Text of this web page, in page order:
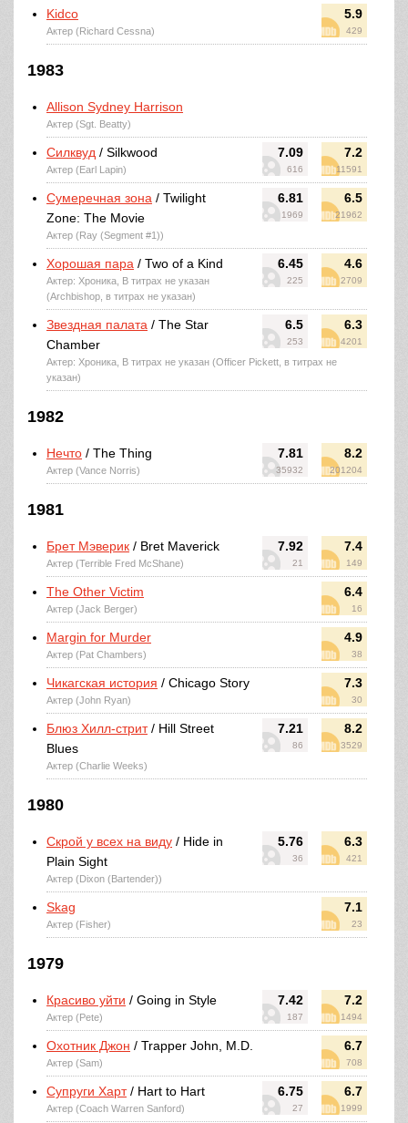
5.9
429
Kidco
Актер (Richard Cessna)
1983
Allison Sydney Harrison
Актер (Sgt. Beatty)
7.09
616
7.2
11591
Силквуд / Silkwood
Актер (Earl Lapin)
6.81
1969
6.5
21962
Сумеречная зона / Twilight
Zone: The Movie
Актер (Ray (Segment #1))
6.45
225
4.6
2709
Хорошая пара / Two of a Kind
Актер: Хроника, В титрах не указан
(Archbishop, в титрах не указан)
6.5
253
6.3
4201
Звездная палата / The Star
Chamber
Актер: Хроника, В титрах не указан (Officer Pickett, в титрах не
указан)
1982
7.81
35932
8.2
201204
Нечто / The Thing
Актер (Vance Norris)
1981
7.92
21
7.4
149
Брет Мэверик / Bret Maverick
Актер (Terrible Fred McShane)
6.4
16
The Other Victim
Актер (Jack Berger)
4.9
38
Margin for Murder
Актер (Pat Chambers)
7.3
30
Чикагская история / Chicago Story
Актер (John Ryan)
7.21
86
8.2
3529
Блюз Хилл-стрит/ Hill Street
Blues
Актер (Charlie Weeks)
1980
5.76
36
6.3
421
Скрой у всех на виду / Hide in
Plain Sight
Актер (Dixon (Bartender))
7.1
23
Skag
Актер (Fisher)
1979
7.42
187
7.2
1494
Красиво уйти / Going in Style
Актер (Pete)
6.7
708
Охотник Джон / Trapper John, M.D.
Актер (Sam)
6.75
27
6.7
1999
Супруги Харт/ Hart to Hart
Актер (Coach Warren Sanford)